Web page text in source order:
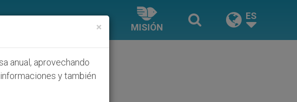
MISIÓN
ES
×
anual, aprovechando
y también